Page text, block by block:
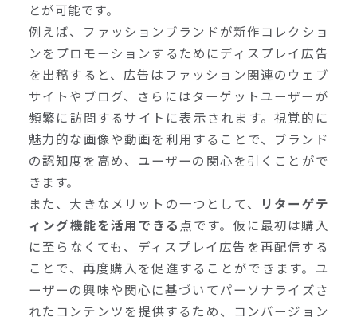
とが可能です。
例えば、ファッションブランドが新作コレクショ
ンをプロモーションするためにディスプレイ広告
を出稿すると、広告はファッション関連のウェブ
サイトやブログ、さらにはターゲットユーザーが
頻繁に訪問するサイトに表示されます。視覚的に
魅力的な画像や動画を利用することで、ブランド
の認知度を高め、ユーザーの関心を引くことがで
きます。
また、大きなメリットの一つとして、
リターゲテ
ィング機能を活用できる 点です。仮に最初は購入
に至らなくても、ディスプレイ広告を再配信する
ことで、再度購入を促進することができます。ユ
ーザーの興味や関心に基づいてパーソナライズさ
れたコンテンツを提供するため、コンバージョン